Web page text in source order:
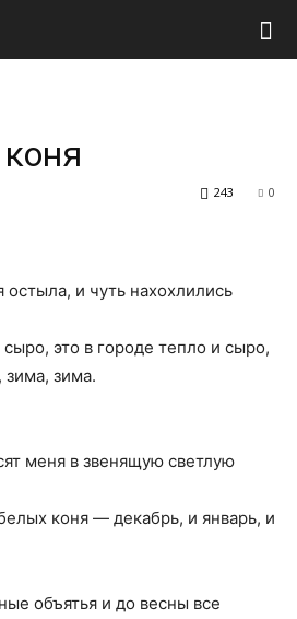
0
243
и чуть нахохлились
это в городе тепло и сыро,
зима.
меня в звенящую светлую
коня — декабрь, и январь, и
объятья и до весны все